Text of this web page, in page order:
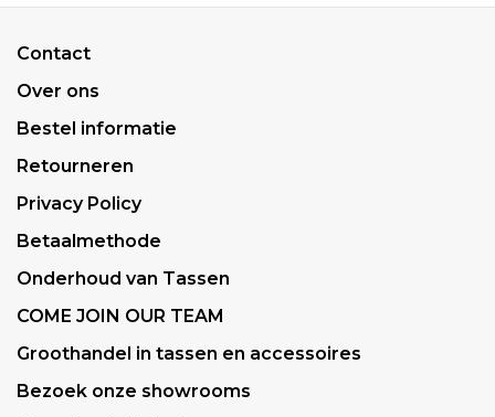
Contact
Over ons
Bestel informatie
Retourneren
Privacy Policy
Betaalmethode
Onderhoud van Tassen
COME JOIN OUR TEAM
Groothandel in tassen en accessoires
Bezoek onze showrooms